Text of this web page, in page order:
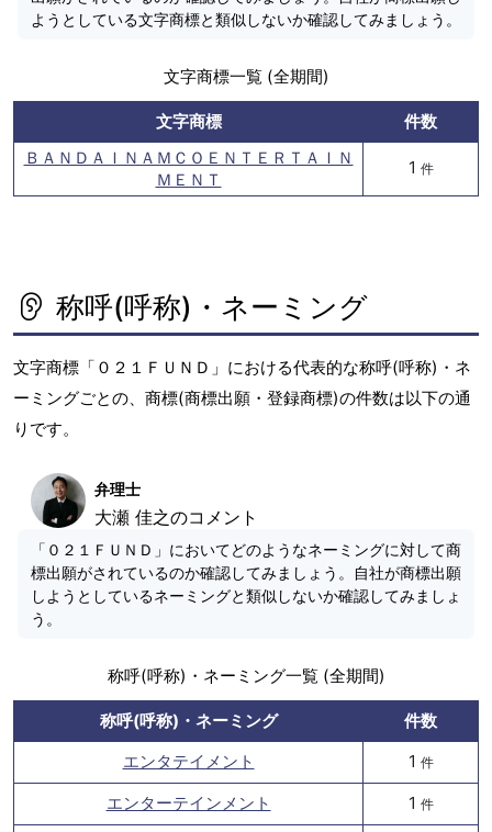
ようとしている文字商標と類似しないか確認してみましょう。
文字商標一覧 (全期間)
文字商標
件数
ＢＡＮＤＡＩＮＡＭＣＯＥＮＴＥＲＴＡＩＮ
ＭＥＮＴ
1 件
称呼(呼称)・ネーミング
文字商標「０２１ＦＵＮＤ」における代表的な称呼(呼称)・ネ
ーミングごとの、商標(商標出願・登録商標)の件数は以下の通
りです。
弁理士
大瀬 佳之のコメント
「０２１ＦＵＮＤ」においてどのようなネーミングに対して商
標出願がされているのか確認してみましょう。自社が商標出願
しようとしているネーミングと類似しないか確認してみましょ
う。
称呼(呼称)・ネーミング一覧 (全期間)
称呼(呼称)・ネーミング
件数
エンタテイメント
1 件
エンターテインメント 1 件